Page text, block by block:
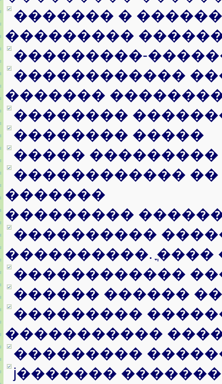
������� �
���������
���������-
������������
�������
��������
�������� �����
�����
������������
�������
���������
����������
�����������.
������������
������ ������
���������
�����������
���������
ϳ�������